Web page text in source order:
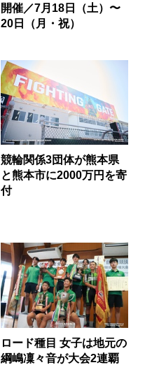
開催／7月18日（土）〜
20日（月・祝）
競輪関係3団体が熊本県
と熊本市に2000万円を寄
付
ロード種目 女子は地元の
綱嶋凜々音が大会2連覇